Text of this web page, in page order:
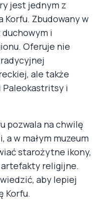
jest jednym z
Zbudowany w
i
Oferuje nie
ale także
Paleokastritsy i
pozwala na chwilę
w małym muzeum
starożytne ikony,
religijne.
aby lepiej
Korfu.